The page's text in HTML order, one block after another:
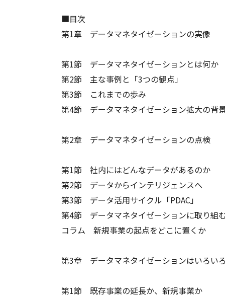
■目次
第1章 データマネタイゼーションの実像
第1節 データマネタイゼーションとは何か
第2節 主な事例と「3つの観点」
第3節 これまでの歩み
第4節 データマネタイゼーション拡大の背
第2章 データマネタイゼーションの点検
第1節 社内にはどんなデータがあるのか
第2節 データからインテリジェンスへ
第3節 データ活用サイクル「PDAC」
第4節 データマネタイゼーションに取り組
コラム 新規事業の起点をどこに置くか
第3章 データマネタイゼーションはいろいろ
第1節 既存事業の延長か、新規事業か